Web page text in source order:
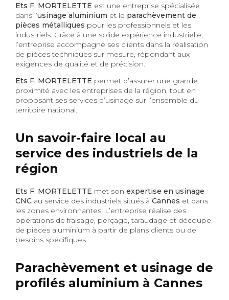
Ets F. MORTELETTE est une entreprise spécialisée
dans l’usinage aluminium et le parachèvement de
pièces métalliques pour les professionnels et les
industriels. Grâce à une solide expérience industrielle,
l’entreprise accompagne ses clients dans la réalisation
de pièces techniques sur mesure, répondant aux
exigences de qualité et de précision.
Ets F. MORTELETTE permet d’assurer une grande
proximité avec les entreprises de la région, tout en
proposant ses services d’usinage sur l’ensemble du
territoire national.
Un savoir-faire local au
service des industriels de la
région
Ets F. MORTELETTE met son expertise en usinage
CNC au service des industriels situés à Cannes et dans
les zones environnantes. L’entreprise réalise des
opérations de fraisage, perçage, taraudage et découpe
de pièces aluminium à partir de plans clients ou de
besoins spécifiques.
Parachèvement et usinage de
profilés aluminium à Cannes